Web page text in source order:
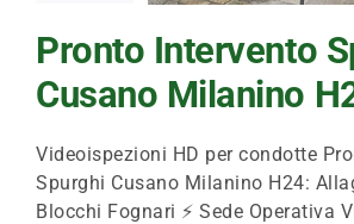
Pronto
Pronto Intervento
Cusano Milanino
Videoispezioni HD per condotte
Spurghi Cusano Milanino H24:
Blocchi Fognari ⚡ Sede Operativa